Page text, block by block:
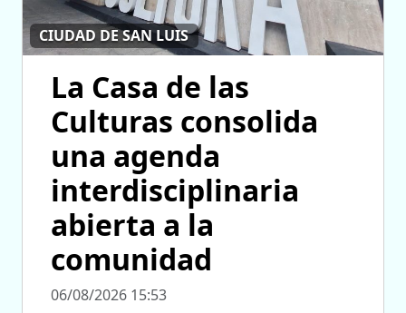
CIUDAD DE SAN LUIS
La Casa de las
Culturas consolida
una agenda
interdisciplinaria
abierta a la
comunidad
06/08/2026 15:53